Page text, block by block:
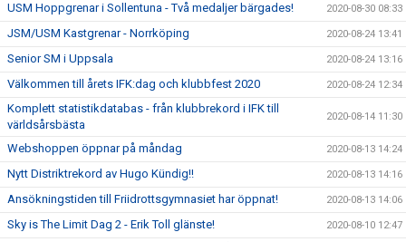
USM Hoppgrenar i Sollentuna - Två medaljer bärgades! 2020-08-30 08:33
JSM/USM Kastgrenar - Norrköping 2020-08-24 13:41
Senior SM i Uppsala 2020-08-24 13:16
Välkommen till årets IFK:dag och klubbfest 2020 2020-08-24 12:34
Komplett statistikdatabas - från klubbrekord i IFK till
världsårsbästa
2020-08-14 11:30
Webshoppen öppnar på måndag 2020-08-13 14:24
Nytt Distriktrekord av Hugo Kündig!! 2020-08-13 14:16
Ansökningstiden till Friidrottsgymnasiet har öppnat! 2020-08-13 14:06
Sky is The Limit Dag 2 - Erik Toll glänste! 2020-08-10 12:47